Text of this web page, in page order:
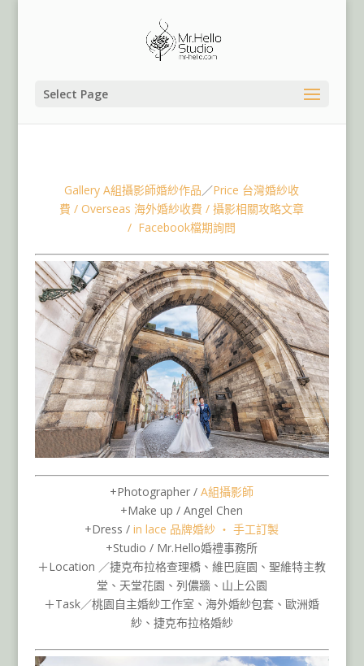
Select Page
Gallery A組攝影師婚紗作品／Price 台灣婚紗收
費 /Overseas 海外婚紗收費 /攝影相關攻略文章
/ Facebook檔期詢問
+Photographer /A組攝影師
+Make up / Angel Chen
+Dress /in lace 品牌婚紗 ‧ 手工訂製
+Studio / Mr.Hello婚禮事務所
＋Location ／捷克布拉格查理橋、維巴庭園、聖維特主教
堂、天堂花園、列儂牆、山上公園
＋Task／桃園自主婚紗工作室、海外婚紗包套、歐洲婚
紗、捷克布拉格婚紗